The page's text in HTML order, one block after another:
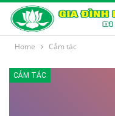
Home Cảm tác
CẢM TÁC